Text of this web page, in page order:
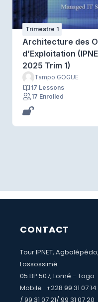
Trimestre 1
Architecture des
d’Exploitation
2025 Trim 1)
Tampo GOGUE
17 Lessons
17 Enrolled
CONTACT
Tour IPNET, Agbalépédo,
Lossossimè
05 BP 507, Lomé - Togo
Mobile : +228 99 31 07 14
/ 99 31 07 21/ 99 31 07 20